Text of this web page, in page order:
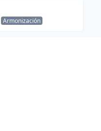
Armonización